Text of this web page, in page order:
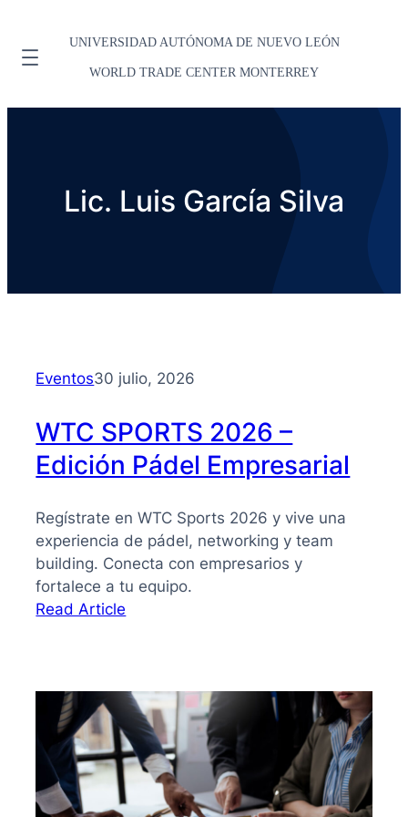
UNIVERSIDAD AUTÓNOMA DE NUEVO LEÓN
WORLD TRADE CENTER MONTERREY
Lic. Luis García Silva
Eventos30 julio, 2026
WTC SPORTS 2026 –
Edición Pádel Empresarial
Regístrate en WTC Sports 2026 y vive una
experiencia de pádel, networking y team
building. Conecta con empresarios y
fortalece a tu equipo.
Read Article
–
Edición
Pádel
Empresarial